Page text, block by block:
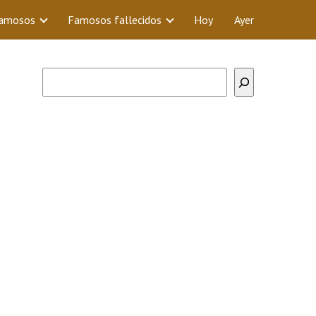
Famosos fallecidos Hoy Ayer